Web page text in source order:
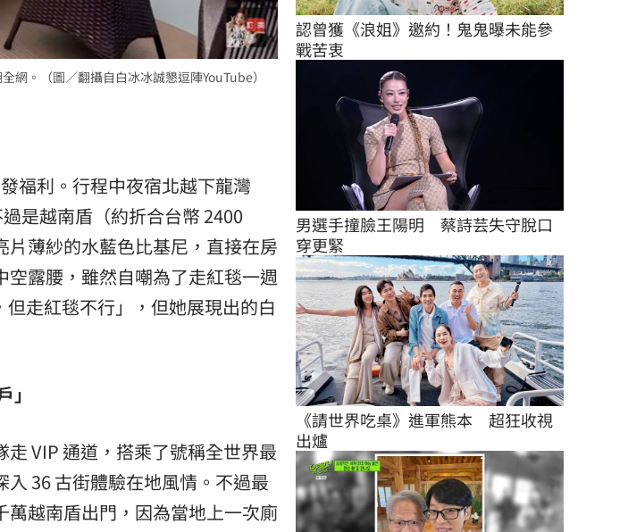
網。（圖／翻攝自白冰冰誠懇逗陣YouTube）
福利。行程中夜宿北越下龍灣
是越南盾（約折合台幣 2400
薄紗的水藍色比基尼，直接在房
露腰，雖然自嘲為了走紅毯一週
走紅毯不行」，但她展現出的白
VIP 通道，搭乘了號稱全世界最
36 古街體驗在地風情。不過最
越南盾出門，因為當地上一次廁
認曾獲《浪姐》邀約！鬼鬼曝未能參
戰苦衷
男選手撞臉王陽明　蔡詩芸失守脫口
穿更緊
《請世界吃桌》進軍熊本　超狂收視
出爐